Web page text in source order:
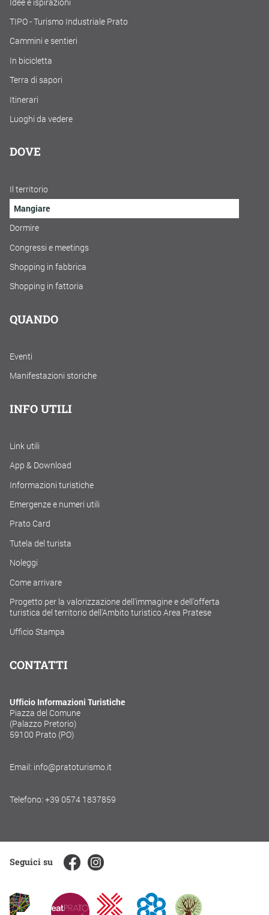
TIPO - Turismo Industriale Prato
Cammini e sentieri
In bicicletta
Terra di sapori
Itinerari
Luoghi da vedere
DOVE
Il territorio
Mangiare
Dormire
Congressi e meetings
Shopping in fabbrica
Shopping in fattoria
QUANDO
Eventi
Manifestazioni storiche
INFO UTILI
Link utili
App & Download
Informazioni turistiche
Emergenze e numeri utili
Prato Card
Tutela del turista
Noleggi
Come arrivare
Progetto per la valorizzazione dell'immagine e dell'offerta
turistica del territorio dell'Ambito turistico Area Pratese
Ufficio Stampa
CONTATTI
Ufficio Informazioni Turistiche
Piazza del Comune
(Palazzo Pretorio)
59100 Prato (PO)
Email: info@pratoturismo.it
Telefono: +39 0574 1837859
Seguici su